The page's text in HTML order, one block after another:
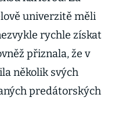
univerzitě měli
rychle získat
přiznala, že v
několik svých
predátorských